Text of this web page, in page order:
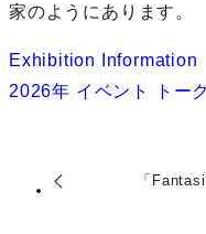
家のようにあります。
Exhibition
Information
2026年 イベント トー
「